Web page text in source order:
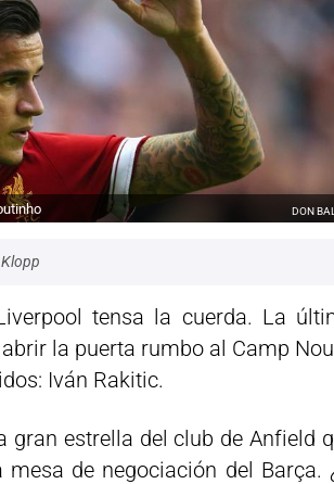
DON
tensa la cuerda. La
la puerta rumbo al Camp Nou
Iván Rakitic.
gran estrella del club de Anfield
de negociación del Barça.